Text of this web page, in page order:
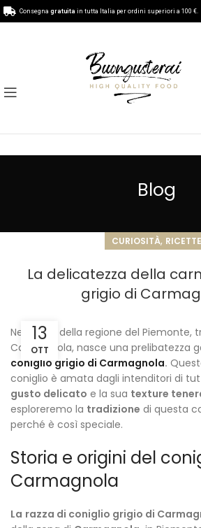
Blog
CURIOSITÀ, RICETTE
La delicatezza della
grigio di
13
OTT
Nel cuore della regione del Piemonte,
Carmagnola, nasce una prelibatezza
coniglio grigio di Carmagnola.
coniglio è amata dagli intenditori di
gusto delicato e la sua texture
esploreremo la tradizione di questa
perché è così speciale.
Storia e origini del
Carmagnola
La razza di coniglio grigio di
Consegna gratuita in tutta Italia per ordini superiori a 100 €.